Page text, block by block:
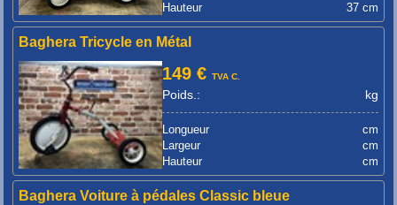
Hauteur
37 cm
Baghera Tricycle en Métal
149 €TVA C.
Poids.: kg
Longueur
cm
Largeur
cm
Hauteur
cm
Baghera Voiture à pédales Classic bleue